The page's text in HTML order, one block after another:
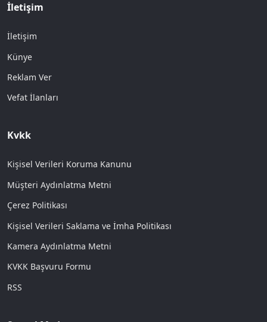
İletişim
İletişim
Künye
Reklam Ver
Vefat İlanları
Kvkk
Kişisel Verileri Koruma Kanunu
Müşteri Aydınlatma Metni
Çerez Politikası
Kişisel Verileri Saklama ve İmha Politikası
Kamera Aydınlatma Metni
KVKK Başvuru Formu
RSS